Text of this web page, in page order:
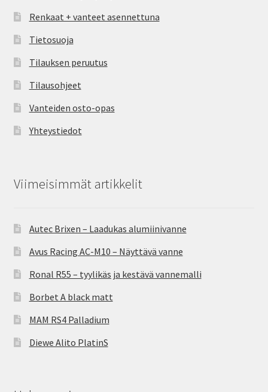
Renkaat + vanteet asennettuna
Tietosuoja
Tilauksen peruutus
Tilausohjeet
Vanteiden osto-opas
Yhteystiedot
Viimeisimmät artikkelit
Autec Brixen – Laadukas alumiinivanne
Avus Racing AC-M10 – Näyttävä vanne
Ronal R55 – tyylikäs ja kestävä vannemalli
Borbet A black matt
MAM RS4 Palladium
Diewe Alito PlatinS